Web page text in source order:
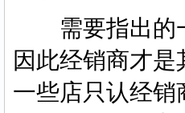
需要指出的一
因此经销商才
一些店只认经